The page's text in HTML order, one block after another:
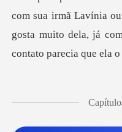
Sair
com sua irmã Laví